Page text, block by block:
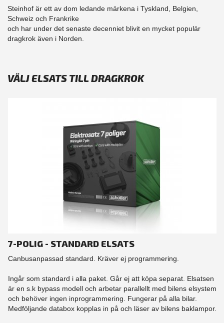
Steinhof är ett av dom ledande märkena i Tyskland, Belgien,
Schweiz och Frankrike
och har under det senaste decenniet blivit en mycket populär
dragkrok även i Norden.
VÄLJ ELSATS TILL DRAGKROK
7-POLIG - STANDARD ELSATS
Canbusanpassad standard. Kräver ej programmering.
Ingår som standard i alla paket. Går ej att köpa separat. Elsatsen
är en s.k bypass modell och arbetar parallellt med bilens elsystem
och behöver ingen inprogrammering. Fungerar på alla bilar.
Medföljande databox kopplas in på och läser av bilens baklampor.